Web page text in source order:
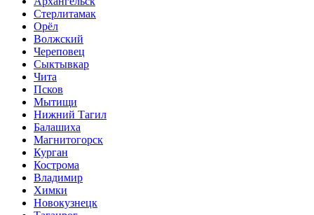
Стерлитамак
Орёл
Волжский
Череповец
Сыктывкар
Чита
Псков
Мытищи
Нижний Тагил
Балашиха
Магнитогорск
Курган
Кострома
Владимир
Химки
Новокузнецк